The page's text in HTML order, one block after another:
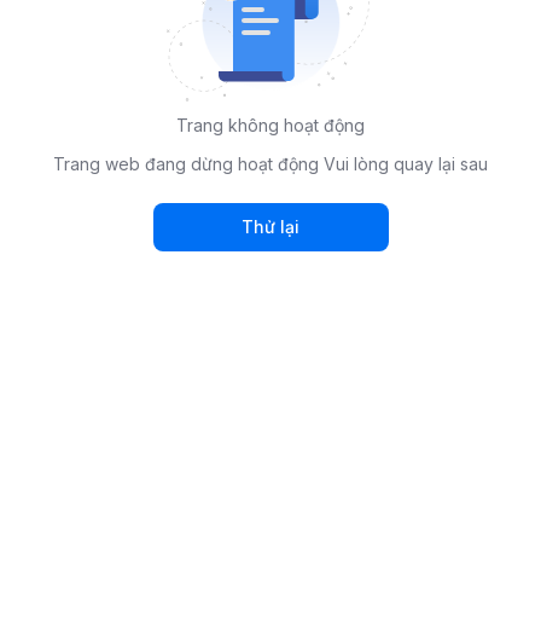
Trang không hoạt động
Trang web đang dừng hoạt động Vui lòng quay lại sau
Thử lại